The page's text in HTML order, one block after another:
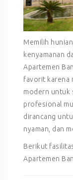
Memilih
kenyamanan
Apartemen
favorit karena
modern untuk
profesional
dirancang
nyaman, dan
Berikut
Apartemen